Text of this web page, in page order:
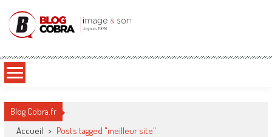
Blog Cobra
Blog Cobra.fr
Accueil > Posts tagged "meilleur site"